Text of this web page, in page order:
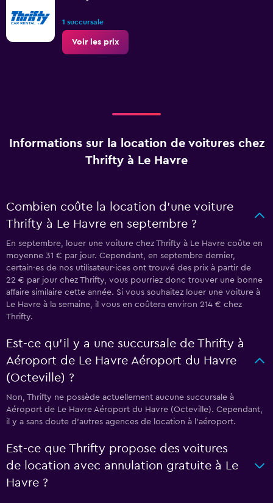
1 succursale
Voir les prix
Informations sur la location de voitures chez
Thrifty à Le Havre
Combien coûte la location d’une voiture
Thrifty à Le Havre en septembre ?
En septembre, louer une voiture chez Thrifty à Le Havre coûte en
moyenne 31 € par jour. Cependant, en septembre dernier,
certain·es de nos utilisateur·ices ont trouvé des prix à partir de
22 € par jour chez Thrifty, vous pourriez donc trouver une bonne
affaire similaire cette année. Si vous souhaitez louer une voiture à
Le Havre à la semaine, il vous en coûtera environ 214 € chez
Thrifty.
Est-ce qu’il y a une succursale de Thrifty à
Aéroport de Le Havre Aéroport du Havre
(Octeville) ?
Non, Thrifty ne possède actuellement aucune succursale à
Aéroport de Le Havre Aéroport du Havre (Octeville). Cependant,
il y a sans doute d’autres agences de location à l’aéroport.
Est-ce que Thrifty propose des voitures
de location avec annulation gratuite à Le
Havre ?